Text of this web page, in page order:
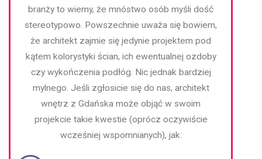
branży to wiemy, że mnóstwo osób myśli dość
stereotypowo. Powszechnie uważa się bowiem,
że architekt zajmie się jedynie projektem pod
kątem kolorystyki ścian, ich ewentualnej ozdoby
czy wykończenia podłóg. Nic jednak bardziej
mylnego. Jeśli zgłosicie się do nas, architekt
wnętrz z Gdańska może objąć w swoim
projekcie takie kwestie (oprócz oczywiście
wcześniej wspomnianych), jak: